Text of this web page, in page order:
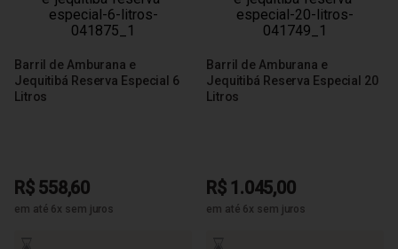
Barril de Amburana e
Jequitibá Reserva Especial 6
Litros
R$ 558,60
em até 6x sem juros
Barril de Amburana e
Jequitibá Reserva Especial 20
Litros
R$ 1.045,00
em até 6x sem juros